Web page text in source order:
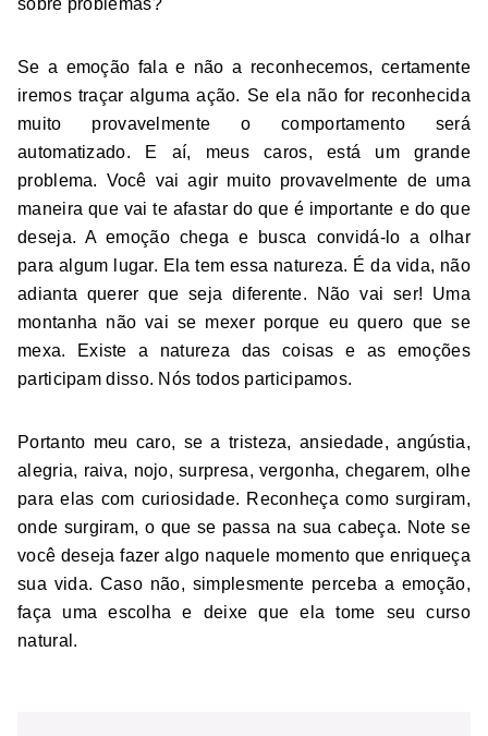
sobre problemas?
Se a emoção fala e não a reconhecemos, certamente
iremos traçar alguma ação. Se ela não for reconhecida
muito provavelmente o comportamento será
automatizado. E aí, meus caros, está um grande
problema. Você vai agir muito provavelmente de uma
maneira que vai te afastar do que é importante e do que
deseja. A emoção chega e busca convidá-lo a olhar
para algum lugar. Ela tem essa natureza. É da vida, não
adianta querer que seja diferente. Não vai ser! Uma
montanha não vai se mexer porque eu quero que se
mexa. Existe a natureza das coisas e as emoções
participam disso. Nós todos participamos.
Portanto meu caro, se a tristeza, ansiedade, angústia,
alegria, raiva, nojo, surpresa, vergonha, chegarem, olhe
para elas com curiosidade. Reconheça como surgiram,
onde surgiram, o que se passa na sua cabeça. Note se
você deseja fazer algo naquele momento que enriqueça
sua vida. Caso não, simplesmente perceba a emoção,
faça uma escolha e deixe que ela tome seu curso
natural.